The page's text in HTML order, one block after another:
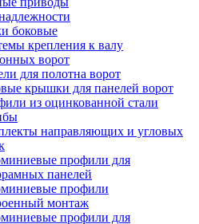
боковые
крепления к валу
ворот
для полотна ворот
крышки для панелей ворот
из оцинкованной стали
направляющих и угловых
профили для
панелей
профили
монтаж
профили для